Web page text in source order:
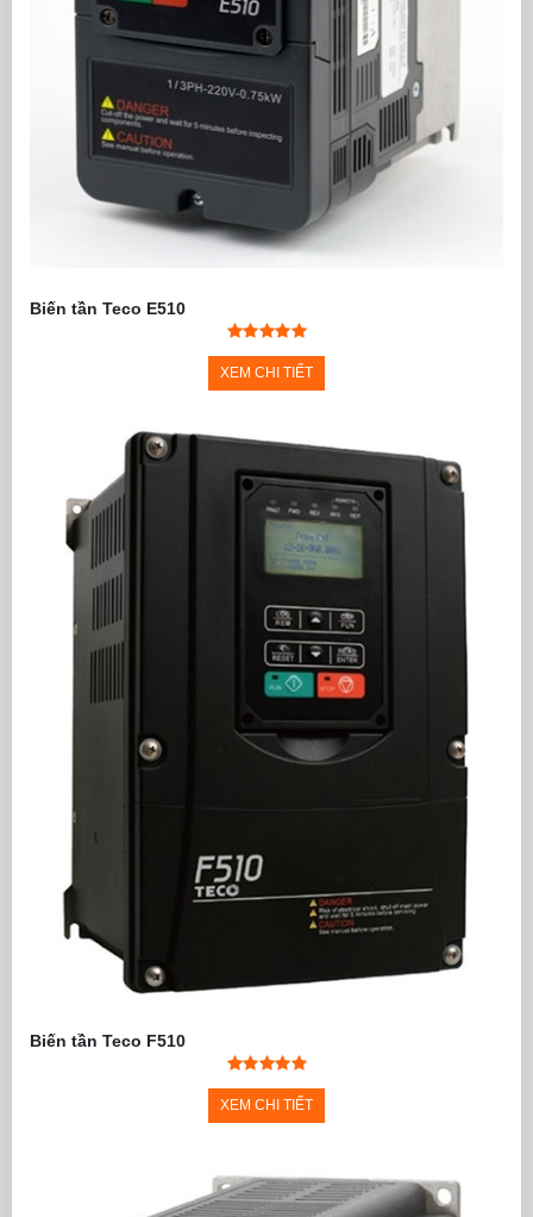
Biến tần Teco E510
XEM CHI TIẾT
Biến tần Teco F510
XEM CHI TIẾT